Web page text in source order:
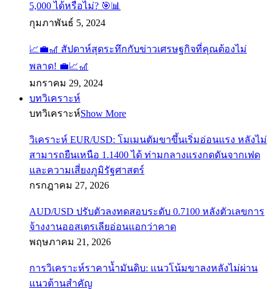
5,000 ได้หรือไม่? 🎯📊
กุมภาพันธ์ 5, 2024
📈💼🎢 สัปดาห์สุดระทึกกับข่าวเศรษฐกิจที่คุณต้องไม่
พลาด! 💼📈🎢
มกราคม 29, 2024
บทวิเคราะห์
บทวิเคราะห์Show More
วิเคราะห์ EUR/USD: โมเมนตัมขาขึ้นเริ่มอ่อนแรง หลังไม่
สามารถยืนเหนือ 1.1400 ได้ ท่ามกลางแรงกดดันจากเฟด
และความเสี่ยงภูมิรัฐศาสตร์
กรกฎาคม 27, 2026
AUD/USD ปรับตัวลงทดสอบระดับ 0.7100 หลังตัวเลขการ
จ้างงานออสเตรเลียอ่อนแอกว่าคาด
พฤษภาคม 21, 2026
การวิเคราะห์ราคาน้ำมันดิบ: แนวโน้มขาลงหลังไม่ผ่าน
แนวต้านสำคัญ